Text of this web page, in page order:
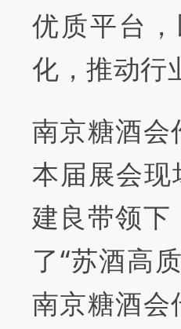
优质平台，
化，推动行
南京糖酒会
本届展会
建良带领
了“苏酒高
南京糖酒会